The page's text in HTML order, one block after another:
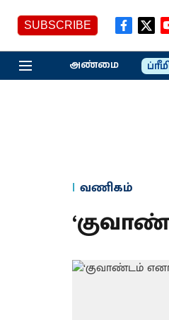
SUBSCRIBE
அண்மை
வணிகம்